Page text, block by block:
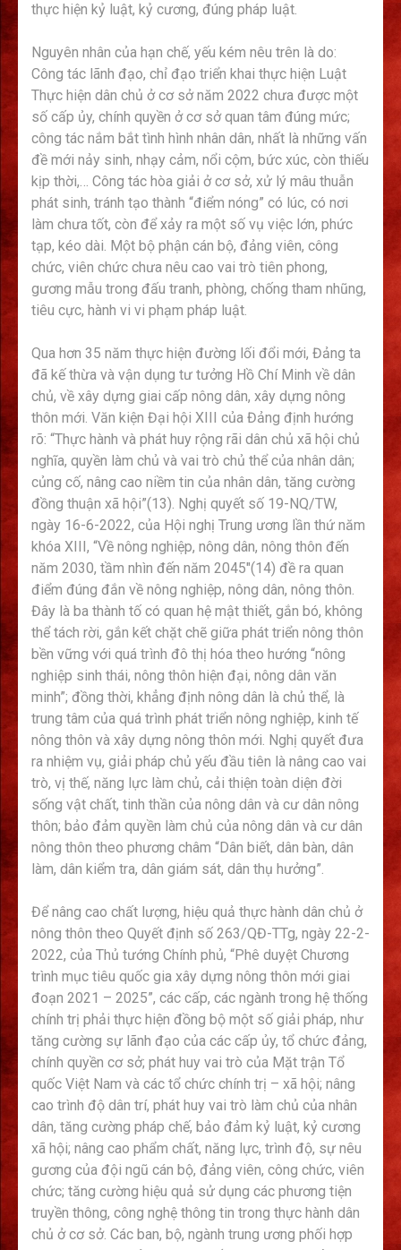
thực hiện kỷ luật, kỷ cương, đúng pháp luật.
Nguyên nhân của hạn chế, yếu kém nêu trên là do:
Công tác lãnh đạo, chỉ đạo triển khai thực hiện Luật
Thực hiện dân chủ ở cơ sở năm 2022 chưa được một
số cấp ủy, chính quyền ở cơ sở quan tâm đúng mức;
công tác nắm bắt tình hình nhân dân, nhất là những vấn
đề mới nảy sinh, nhạy cảm, nổi cộm, bức xúc, còn thiếu
kịp thời,… Công tác hòa giải ở cơ sở, xử lý mâu thuẫn
phát sinh, tránh tạo thành “điểm nóng” có lúc, có nơi
làm chưa tốt, còn để xảy ra một số vụ việc lớn, phức
tạp, kéo dài. Một bộ phận cán bộ, đảng viên, công
chức, viên chức chưa nêu cao vai trò tiên phong,
gương mẫu trong đấu tranh, phòng, chống tham nhũng,
tiêu cực, hành vi vi phạm pháp luật.
Qua hơn 35 năm thực hiện đường lối đổi mới, Đảng ta
đã kế thừa và vận dụng tư tưởng Hồ Chí Minh về dân
chủ, về xây dựng giai cấp nông dân, xây dựng nông
thôn mới. Văn kiện Đại hội XIII của Đảng định hướng
rõ: “Thực hành và phát huy rộng rãi dân chủ xã hội chủ
nghĩa, quyền làm chủ và vai trò chủ thể của nhân dân;
củng cố, nâng cao niềm tin của nhân dân, tăng cường
đồng thuận xã hội”(13). Nghị quyết số 19-NQ/TW,
ngày 16-6-2022, của Hội nghị Trung ương lần thứ năm
khóa XIII, “Về nông nghiệp, nông dân, nông thôn đến
năm 2030, tầm nhìn đến năm 2045″(14) đề ra quan
điểm đúng đắn về nông nghiệp, nông dân, nông thôn.
Đây là ba thành tố có quan hệ mật thiết, gắn bó, không
thể tách rời, gắn kết chặt chẽ giữa phát triển nông thôn
bền vững với quá trình đô thị hóa theo hướng “nông
nghiệp sinh thái, nông thôn hiện đại, nông dân văn
minh”; đồng thời, khẳng định nông dân là chủ thể, là
trung tâm của quá trình phát triển nông nghiệp, kinh tế
nông thôn và xây dựng nông thôn mới. Nghị quyết đưa
ra nhiệm vụ, giải pháp chủ yếu đầu tiên là nâng cao vai
trò, vị thế, năng lực làm chủ, cải thiện toàn diện đời
sống vật chất, tinh thần của nông dân và cư dân nông
thôn; bảo đảm quyền làm chủ của nông dân và cư dân
nông thôn theo phương châm “Dân biết, dân bàn, dân
làm, dân kiểm tra, dân giám sát, dân thụ hưởng”.
Để nâng cao chất lượng, hiệu quả thực hành dân chủ ở
nông thôn theo Quyết định số 263/QĐ-TTg, ngày 22-2-
2022, của Thủ tướng Chính phủ, “Phê duyệt Chương
trình mục tiêu quốc gia xây dựng nông thôn mới giai
đoạn 2021 – 2025”, các cấp, các ngành trong hệ thống
chính trị phải thực hiện đồng bộ một số giải pháp, như
tăng cường sự lãnh đạo của các cấp ủy, tổ chức đảng,
chính quyền cơ sở; phát huy vai trò của Mặt trận Tổ
quốc Việt Nam và các tổ chức chính trị – xã hội; nâng
cao trình độ dân trí, phát huy vai trò làm chủ của nhân
dân, tăng cường pháp chế, bảo đảm kỷ luật, kỷ cương
xã hội; nâng cao phẩm chất, năng lực, trình độ, sự nêu
gương của đội ngũ cán bộ, đảng viên, công chức, viên
chức; tăng cường hiệu quả sử dụng các phương tiện
truyền thông, công nghệ thông tin trong thực hành dân
chủ ở cơ sở. Các ban, bộ, ngành trung ương phối hợp